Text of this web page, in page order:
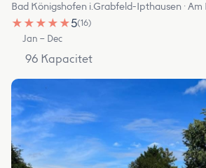
Bad Königshofen i.Grabfeld-Ipthausen ·
★ ★ ★ ★ ★5(16)
Jan – Dec
96 Kapacitet